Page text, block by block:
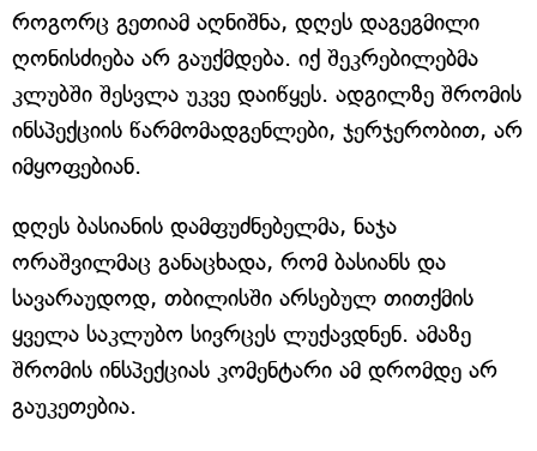
როგორც გეთიამ აღნიშნა, დღეს დაგეგმილი
ღონისძიება არ გაუქმდება. იქ შეკრებილებმა
კლუბში შესვლა უკვე დაიწყეს. ადგილზე შრომის
ინსპექციის წარმომადგენლები, ჯერჯერობით, არ
იმყოფებიან.
დღეს ბასიანის დამფუძნებელმა, ნაჯა
ორაშვილმაც განაცხადა, რომ ბასიანს და
სავარაუდოდ, თბილისში არსებულ თითქმის
ყველა საკლუბო სივრცეს ლუქავდნენ. ამაზე
შრომის ინსპექციას კომენტარი ამ დრომდე არ
გაუკეთებია.